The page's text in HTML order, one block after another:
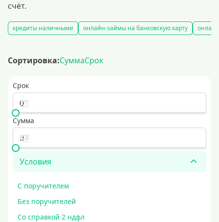
счёт.
кредиты наличными онлайн-займы на банковскую карту
Сортировка:СуммаСрок
Срок
Сумма
Условия
С поручителем
Без поручителей
Со справкой 2 ндфл